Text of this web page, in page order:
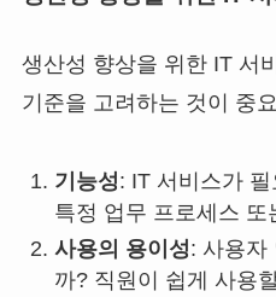
생산성 향상을 위한 IT 서
기준을 고려하는 것이 중
기능성: IT 서비스가
특정 업무 프로세스
사용의 용이성: 사용자
까? 직원이 쉽게 사용